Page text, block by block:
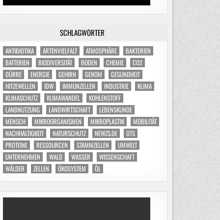
SCHLAGWÖRTER
ANTIBIOTIKA ARTENVIELFALT ATMOSPHÄRE
BAKTERIEN
BATTERIEN
BIODIVERSITÄT BODEN CHEMIE
CO2
DÜRRE
ENERGIE GEHIRN GENOM
GESUNDHEIT
HITZEWELLEN
IDW IMMUNZELLEN INDUSTRIE
KLIMA
KLIMASCHUTZ
KLIMAWANDEL
KOHLENSTOFF
LANDNUTZUNG
LANDWIRTSCHAFT
LEBENSKUNDE
MENSCH
MIKROORGANISMEN MIKROPLASTIK
MOBILITÄT
NACHHALTIGKEIT
NATURSCHUTZ NEWZS.DE
OTS
PROTEINE
RESSOURCEN STAMMZELLEN
UMWELT
UNTERNEHMEN
WALD WASSER
WISSENSCHAFT
WÄLDER
ZELLEN ÖKOSYSTEM ÖL